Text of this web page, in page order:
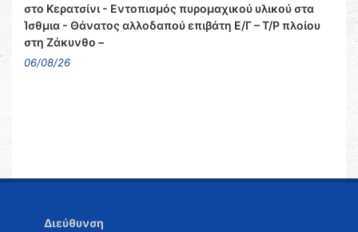
στο Κερατσίνι - Εντοπισμός πυρομαχικού υλικού στα
Ίσθμια - Θάνατος αλλοδαπού επιβάτη Ε/Γ – Τ/Ρ πλοίου
στη Ζάκυνθο –
06/08/26
Διεύθυνση